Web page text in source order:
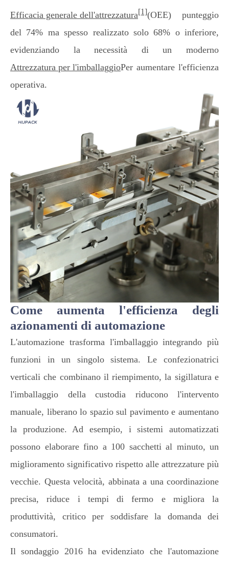
Efficacia generale dell'attrezzatura[1](OEE) punteggio
del 74% ma spesso realizzato solo 68% o inferiore,
evidenziando la necessità di un moderno
Attrezzatura per l'imballaggioPer aumentare l'efficienza
operativa.
Come aumenta l'efficienza degli
azionamenti di automazione
L'automazione trasforma l'imballaggio integrando più
funzioni in un singolo sistema. Le confezionatrici
verticali che combinano il riempimento, la sigillatura e
l'imballaggio della custodia riducono l'intervento
manuale, liberano lo spazio sul pavimento e aumentano
la produzione. Ad esempio, i sistemi automatizzati
possono elaborare fino a 100 sacchetti al minuto, un
miglioramento significativo rispetto alle attrezzature più
vecchie. Questa velocità, abbinata a una coordinazione
precisa, riduce i tempi di fermo e migliora la
produttività, critico per soddisfare la domanda dei
consumatori.
Il sondaggio 2016 ha evidenziato che l'automazione